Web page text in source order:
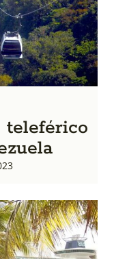
teleférico